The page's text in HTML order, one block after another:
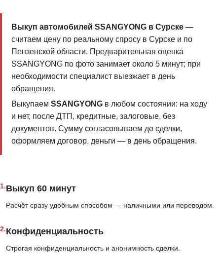
Выкуп автомобилей SSANGYONG в Сурске—
считаем цену по реальному спросу в Сурске и по
Пензенской области. Предварительная оценка
SSANGYONG по фото занимает около 5 минут; при
необходимости специалист выезжает в день
обращения.
Выкупаем SSANGYONGв любом состоянии: на ходу
и нет, после ДТП, кредитные, залоговые, без
документов. Сумму согласовываем до сделки,
оформляем договор, деньги — в день обращения.
1.Выкуп 60 минут
Расчёт сразу удобным способом — наличными или переводом.
2.Конфиденциальность
Строгая конфиденциальность и анонимность сделки.